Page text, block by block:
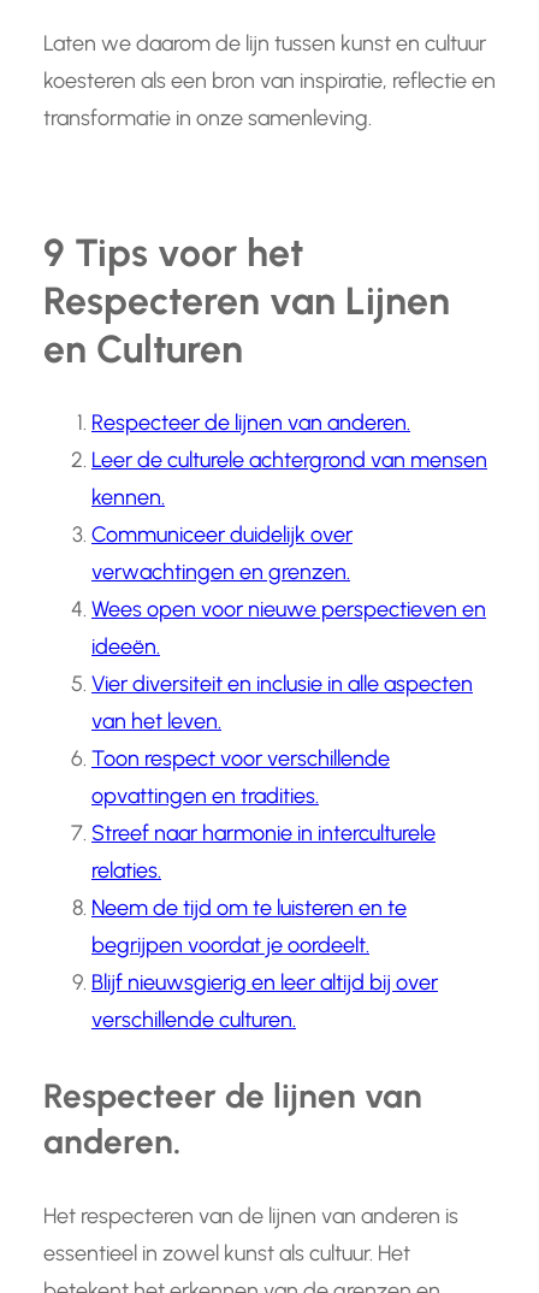
Laten we daarom de lijn tussen kunst en cultuur
koesteren als een bron van inspiratie, reflectie en
transformatie in onze samenleving.
9 Tips voor het
Respecteren van Lijnen
en Culturen
Respecteer de lijnen van anderen.
Leer de culturele achtergrond van mensen
kennen.
Communiceer duidelijk over
verwachtingen en grenzen.
Wees open voor nieuwe perspectieven en
ideeën.
Vier diversiteit en inclusie in alle aspecten
van het leven.
Toon respect voor verschillende
opvattingen en tradities.
Streef naar harmonie in interculturele
relaties.
Neem de tijd om te luisteren en te
begrijpen voordat je oordeelt.
Blijf nieuwsgierig en leer altijd bij over
verschillende culturen.
Respecteer de lijnen van
anderen.
Het respecteren van de lijnen van anderen is
essentieel in zowel kunst als cultuur. Het